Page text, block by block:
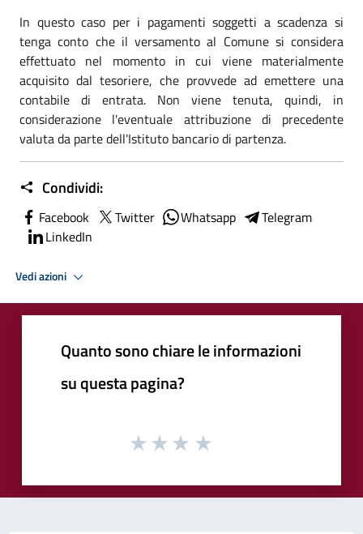
In questo caso per i pagamenti soggetti a scadenza si
tenga conto che il versamento al Comune si considera
effettuato nel momento in cui viene materialmente
acquisito dal tesoriere, che provvede ad emettere una
contabile di entrata. Non viene tenuta, quindi, in
considerazione l'eventuale attribuzione di precedente
valuta da parte dell'Istituto bancario di partenza.
Condividi:
Facebook Twitter Whatsapp
Telegram
LinkedIn
Vedi azioni
Quanto sono chiare le informazioni
su questa pagina?